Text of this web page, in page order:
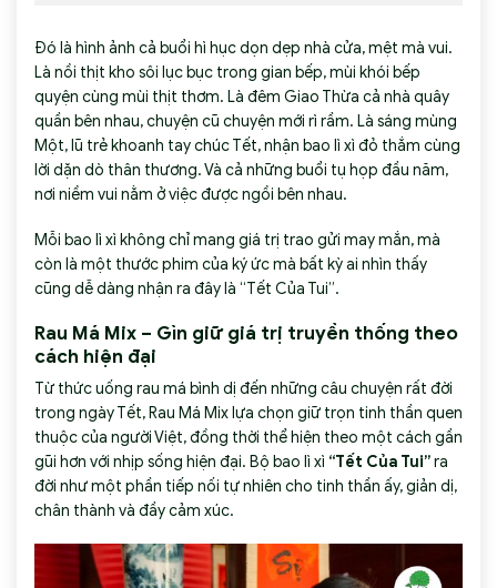
Đó là hình ảnh cả buổi hì hục dọn dẹp nhà cửa, mệt mà vui.
Là nồi thịt kho sôi lục bục trong gian bếp, mùi khói bếp
quyện cùng mùi thịt thơm. Là đêm Giao Thừa cả nhà quây
quần bên nhau, chuyện cũ chuyện mới rì rầm. Là sáng mùng
Một, lũ trẻ khoanh tay chúc Tết, nhận bao lì xì đỏ thắm cùng
lời dặn dò thân thương. Và cả những buổi tụ họp đầu năm,
nơi niềm vui nằm ở việc được ngồi bên nhau.
Mỗi bao lì xì không chỉ mang giá trị trao gửi may mắn, mà
còn là một thước phim của ký ức mà bất kỳ ai nhìn thấy
cũng dễ dàng nhận ra đây là “Tết Của Tui”.
Rau Má Mix – Gìn giữ giá trị truyền thống theo
cách hiện đại
Từ thức uống rau má bình dị đến những câu chuyện rất đời
trong ngày Tết, Rau Má Mix lựa chọn giữ trọn tinh thần quen
thuộc của người Việt, đồng thời thể hiện theo một cách gần
gũi hơn với nhịp sống hiện đại. Bộ bao lì xì “Tết Của Tui”ra
đời như một phần tiếp nối tự nhiên cho tinh thần ấy, giản dị,
chân thành và đầy cảm xúc.